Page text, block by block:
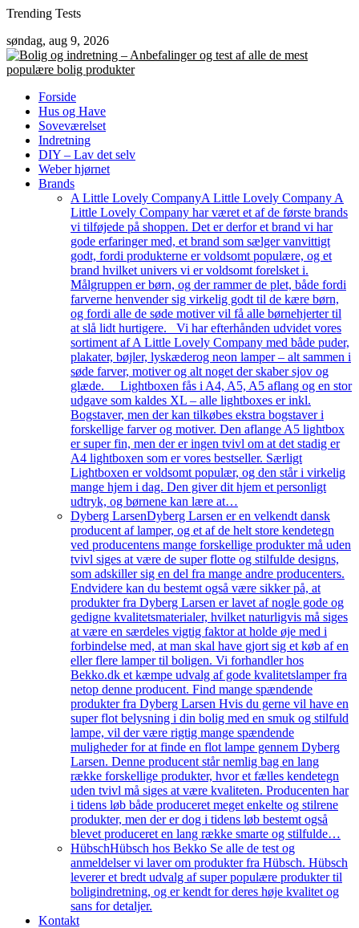
Skip
content
Trending Tests
søndag, aug 9, 2026
Forside
Hus og Have
Soveværelset
Indretning
DIY – Lav det selv
Weber hjørnet
Brands
A Little Lovely CompanyA Little Lovely Company A
Little Lovely Company har været et af de første brands
vi tilføjede på shoppen. Det er derfor et brand vi har
gode erfaringer med, et brand som sælger vanvittigt
godt, fordi produkterne er voldsomt populære, og et
brand hvilket univers vi er voldsomt forelsket i.
Målgruppen er børn, og der rammer de plet, både fordi
farverne henvender sig virkelig godt til de kære børn,
og fordi alle de søde motiver vil få alle børnehjerter til
at slå lidt hurtigere. Vi har efterhånden udvidet vores
sortiment af A Little Lovely Company med både puder,
plakater, bøjler, lyskæderog neon lamper – alt sammen i
søde farver, motiver og alt noget der skaber sjov og
glæde. Lightboxen fås i A4, A5, A5 aflang og en stor
udgave som kaldes XL – alle lightboxes er inkl.
Bogstaver, men der kan tilkøbes ekstra bogstaver i
forskellige farver og motiver. Den aflange A5 lightbox
er super fin, men der er ingen tvivl om at det stadig er
A4 lightboxen som er vores bestseller. Særligt
Lightboxen er voldsomt populær, og den står i virkelig
mange hjem i dag. Den giver dit hjem et personligt
udtryk, og børnene kan lære at…
Dyberg LarsenDyberg Larsen er en velkendt dansk
producent af lamper, og et af de helt store kendetegn
ved producentens mange forskellige produkter må uden
tvivl siges at være de super flotte og stilfulde designs,
som adskiller sig en del fra mange andre producenters.
Endvidere kan du bestemt også være sikker på, at
produkter fra Dyberg Larsen er lavet af nogle gode og
gedigne kvalitetsmaterialer, hvilket naturligvis må siges
at være en særdeles vigtig faktor at holde øje med i
forbindelse med, at man skal have gjort sig et køb af en
eller flere lamper til boligen. Vi forhandler hos
Bekko.dk et kæmpe udvalg af gode kvalitetslamper fra
netop denne producent. Find mange spændende
produkter fra Dyberg Larsen Hvis du gerne vil have en
super flot belysning i din bolig med en smuk og stilfuld
lampe, vil der være rigtig mange spændende
muligheder for at finde en flot lampe gennem Dyberg
Larsen. Denne producent står nemlig bag en lang
række forskellige produkter, hvor et fælles kendetegn
uden tvivl må siges at være kvaliteten. Producenten har
i tidens løb både produceret meget enkelte og stilrene
produkter, men der er dog i tidens løb bestemt også
blevet produceret en lang række smarte og stilfulde…
HübschHübsch hos Bekko Se alle de test og
anmeldelser vi laver om produkter fra Hübsch. Hübsch
leverer et bredt udvalg af super populære produkter til
boligindretning, og er kendt for deres høje kvalitet og
sans for detaljer.
Kontakt